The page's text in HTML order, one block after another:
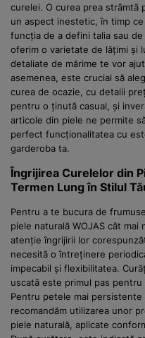
curelei. O curea prea strâmtă
un aspect inestetic, în timp
funcția de a defini talia sau de
oferim o varietate de lățimi și
detaliate de mărime te vor
asemenea, este crucial să
curea de ocazie, cu detalii
pentru o ținută casual, și
articole din piele ne permite
perfect funcționalitatea cu
garderoba ta.
Îngrijirea Curelelor din
Termen Lung în Stilul
Pentru a te bucura de
piele naturală WOJAS cât
atenție îngrijirii lor
necesită o întreținere
impecabil și flexibilitatea.
uscată este primul pas
Pentru petele mai persistente
recomandăm utilizarea unor
piele naturală, aplicate